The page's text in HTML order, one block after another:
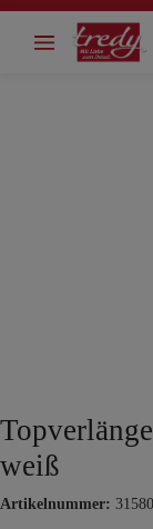
springen
weiß
Artikelnummer: